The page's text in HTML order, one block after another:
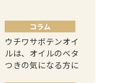
コラム
ウチワサボテンオイ
ルは、オイルのベタ
つきの気になる方に